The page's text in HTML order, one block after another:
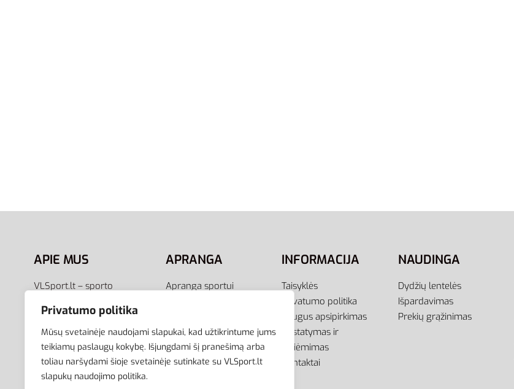
Privatumo politika
Mūsų svetainėje naudojami slapukai, kad užtikrintume jums
teikiamų paslaugų kokybę. Išjungdami šį pranešimą arba
toliau naršydami šioje svetainėje sutinkate su VLSport.lt
slapukų naudojimo politika.
Pasirinkti savybes
APIE MUS
VLSport.lt – sporto
el.parduotuvė aktyviam
gyvenimo būdui. Čia rasite
aprangą visai šeimai –
vyrams, moterims bei
vaikams.
APRANGA
Apranga sportui
Aksesuarai
Krepšiai
INFORMACIJA
Taisyklės
Privatumo politika
Saugus apsipirkimas
Pristatymas ir
atsiėmimas
Kontaktai
NAUDINGA
Dydžių lentelės
Išpardavimas
Prekių grąžinimas